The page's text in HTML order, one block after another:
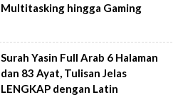
Multitasking hingga Gaming
Surah Yasin Full Arab 6 Halaman
dan 83 Ayat, Tulisan Jelas
LENGKAP dengan Latin